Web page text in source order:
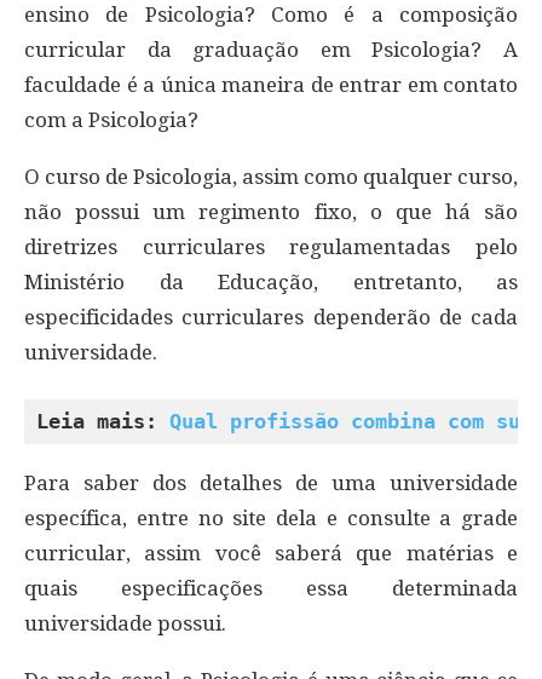
ensino de Psicologia? Como é a composição
curricular da graduação em Psicologia? A
faculdade é a única maneira de entrar em contato
com a Psicologia?
O curso de Psicologia, assim como qualquer curso,
não possui um regimento fixo, o que há são
diretrizes curriculares regulamentadas pelo
Ministério da Educação, entretanto, as
especificidades curriculares dependerão de cada
universidade.
Leia mais: Qual profissão combina com
Para saber dos detalhes de uma universidade
específica, entre no site dela e consulte a grade
curricular, assim você saberá que matérias e
quais especificações essa determinada
universidade possui.